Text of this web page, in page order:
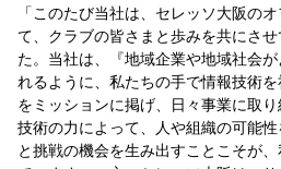
「このたび当社は、セレッソ大阪の
て、クラブの皆さまと歩みを共にさ
た。当社は、『地域企業や地域社会
れるように、私たちの手で情報技術
をミッションに掲げ、日々事業に取
技術の力によって、人や組織の可能
と挑戦の機会を生み出すことこそが